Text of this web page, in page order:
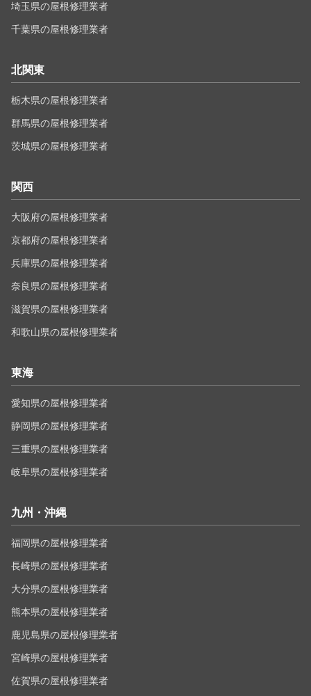
埼玉県の屋根修理業者
千葉県の屋根修理業者
北関東
栃木県の屋根修理業者
群馬県の屋根修理業者
茨城県の屋根修理業者
関西
大阪府の屋根修理業者
京都府の屋根修理業者
兵庫県の屋根修理業者
奈良県の屋根修理業者
滋賀県の屋根修理業者
和歌山県の屋根修理業者
東海
愛知県の屋根修理業者
静岡県の屋根修理業者
三重県の屋根修理業者
岐阜県の屋根修理業者
九州・沖縄
福岡県の屋根修理業者
長崎県の屋根修理業者
大分県の屋根修理業者
熊本県の屋根修理業者
鹿児島県の屋根修理業者
宮崎県の屋根修理業者
佐賀県の屋根修理業者